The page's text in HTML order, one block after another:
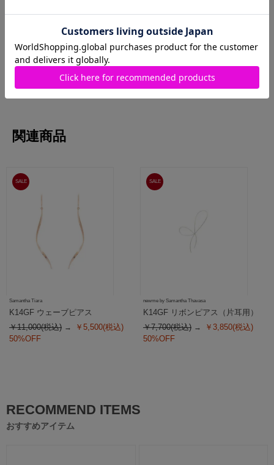
Samantha Jewelry
MORE
関連商品
SALE
Samantha Tiara
K14GF ウェーブピアス
￥11,000(税込)
￥5,500(税込)
50%OFF
SALE
newme by Samantha Thavasa
K14GF リボンピアス（片耳用）
￥7,700(税込)
￥3,850(税込)
50%OFF
RECOMMEND ITEMS
おすすめアイテム